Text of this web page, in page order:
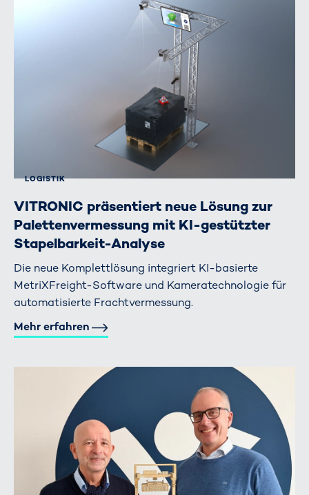
LOGISTIK
VITRONIC präsentiert neue Lösung zur
Palettenvermessung mit KI-gestützter
Stapelbarkeit-Analyse
Die neue Komplettlösung integriert KI-basierte
MetriXFreight-Software und Kameratechnologie für
automatisierte Frachtvermessung.
Mehr erfahren